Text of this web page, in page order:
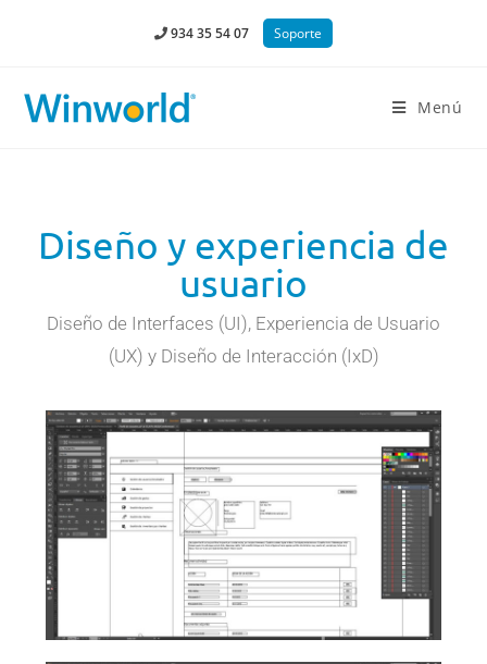
934 35 54 07 Soporte
Menú
Diseño y experiencia de
usuario
Diseño de Interfaces (UI), Experiencia de Usuario
(UX) y Diseño de Interacción (IxD)